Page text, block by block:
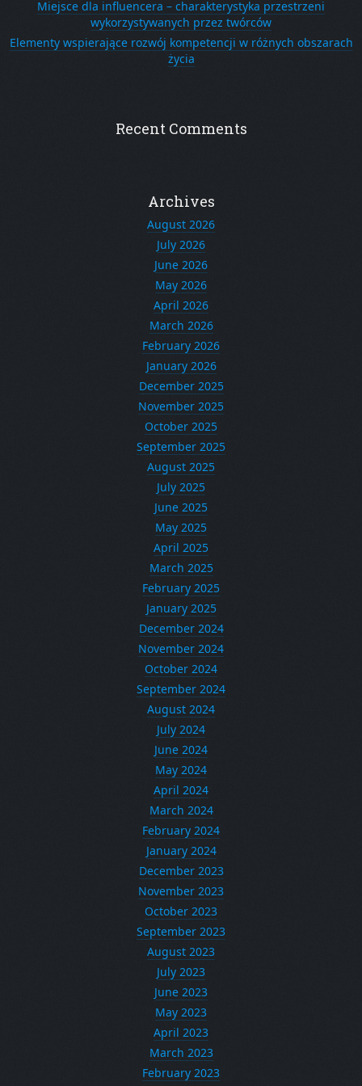
Miejsce dla influencera – charakterystyka przestrzeni
wykorzystywanych przez twórców
Elementy wspierające rozwój kompetencji w różnych obszarach
życia
Recent Comments
Archives
August 2026
July 2026
June 2026
May 2026
April 2026
March 2026
February 2026
January 2026
December 2025
November 2025
October 2025
September 2025
August 2025
July 2025
June 2025
May 2025
April 2025
March 2025
February 2025
January 2025
December 2024
November 2024
October 2024
September 2024
August 2024
July 2024
June 2024
May 2024
April 2024
March 2024
February 2024
January 2024
December 2023
November 2023
October 2023
September 2023
August 2023
July 2023
June 2023
May 2023
April 2023
March 2023
February 2023